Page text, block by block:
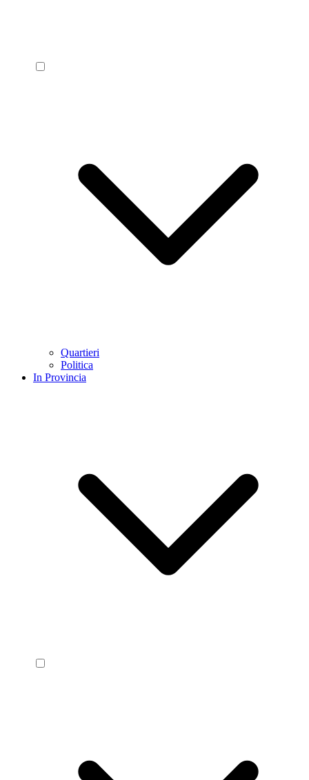
Quartieri
Politica
In Provincia